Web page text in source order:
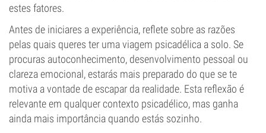
estes fatores.
Antes de iniciares a experiência, reflete sobre as razões
pelas quais queres ter uma viagem psicadélica a solo. Se
procuras autoconhecimento, desenvolvimento pessoal ou
clareza emocional, estarás mais preparado do que se te
motiva a vontade de escapar da realidade. Esta reflexão é
relevante em qualquer contexto psicadélico, mas ganha
ainda mais importância quando estás sozinho.